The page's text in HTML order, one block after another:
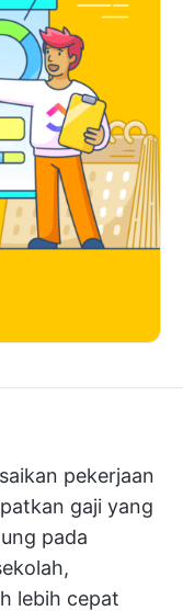
pekerjaan
gaji yang
pada
lebih cepat